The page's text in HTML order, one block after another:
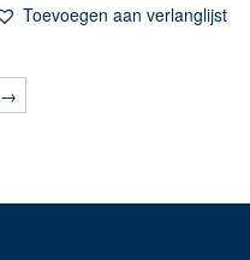
Toevoegen aan verlanglijst
→